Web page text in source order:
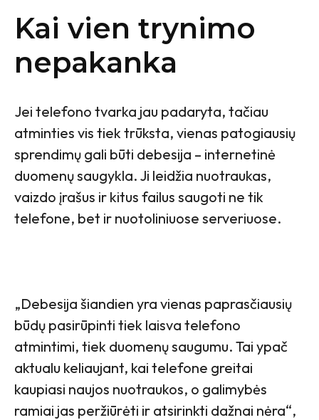
Kai vien trynimo
nepakanka
Jei telefono tvarka jau padaryta, tačiau
atminties vis tiek trūksta, vienas patogiausių
sprendimų gali būti debesija – internetinė
duomenų saugykla. Ji leidžia nuotraukas,
vaizdo įrašus ir kitus failus saugoti ne tik
telefone, bet ir nuotoliniuose serveriuose.
„Debesija šiandien yra vienas paprasčiausių
būdų pasirūpinti tiek laisva telefono
atmintimi, tiek duomenų saugumu. Tai ypač
aktualu keliaujant, kai telefone greitai
kaupiasi naujos nuotraukos, o galimybės
ramiai jas peržiūrėti ir atsirinkti dažnai nėra“,